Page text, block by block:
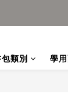
類別
學